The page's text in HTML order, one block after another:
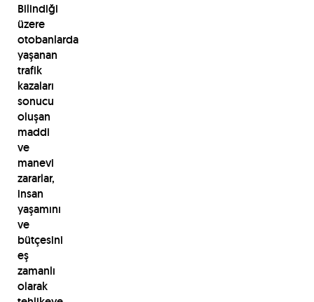
Bilindiği
üzere
otobanlarda
yaşanan
trafik
kazaları
sonucu
oluşan
maddi
ve
manevi
zararlar,
insan
yaşamını
ve
bütçesini
eş
zamanlı
olarak